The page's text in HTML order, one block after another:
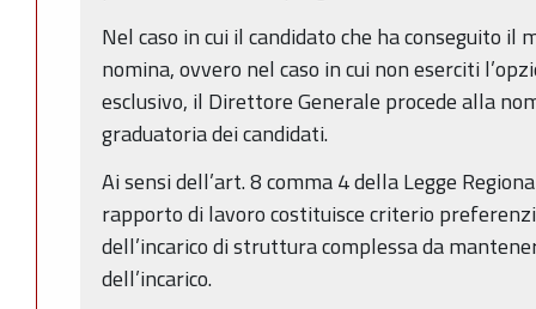
Nel caso in cui il candidato che ha conseguito il
nomina, ovvero nel caso in cui non eserciti
esclusivo, il Direttore Generale procede alla
graduatoria dei candidati.
Ai sensi dell’art. 8 comma 4 della Legge
rapporto di lavoro costituisce criterio
dell’incarico di struttura complessa da
dell’incarico.